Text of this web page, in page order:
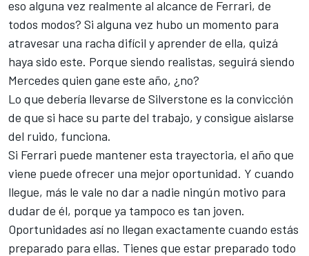
eso alguna vez realmente al alcance de Ferrari, de
todos modos? Si alguna vez hubo un momento para
atravesar una racha difícil y aprender de ella, quizá
haya sido este. Porque siendo realistas, seguirá siendo
Mercedes quien gane este año, ¿no?
Lo que debería llevarse de Silverstone es la convicción
de que si hace su parte del trabajo, y consigue aislarse
del ruido, funciona.
Si Ferrari puede mantener esta trayectoria, el año que
viene puede ofrecer una mejor oportunidad. Y cuando
llegue, más le vale no dar a nadie ningún motivo para
dudar de él, porque ya tampoco es tan joven.
Oportunidades así no llegan exactamente cuando estás
preparado para ellas. Tienes que estar preparado todo